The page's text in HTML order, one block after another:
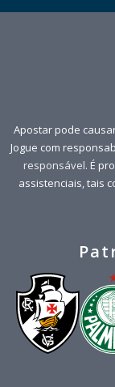
Apostar pode
Jogue com
responsável. É
assistenciais, tais